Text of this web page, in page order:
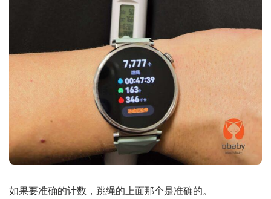
如果要准确的计数，跳绳的上面那个是准确的。